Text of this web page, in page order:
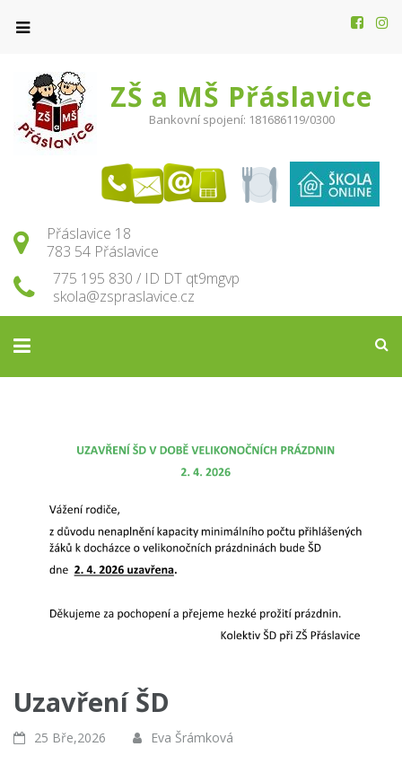
ZŠ a MŠ Přáslavice
Bankovní spojení: 181686119/0300
Přáslavice 18
783 54 Přáslavice
775 195 830 / ID DT qt9mgvp
skola@zspraslavice.cz
Uzavření ŠD
25 Bře,2026 Eva Šrámková